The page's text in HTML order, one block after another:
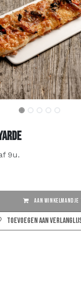
9u.
AAN WINKELMANDJE
Toevoegen aan